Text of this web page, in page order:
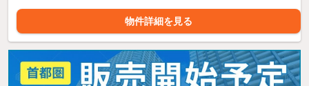
物件詳細を見る